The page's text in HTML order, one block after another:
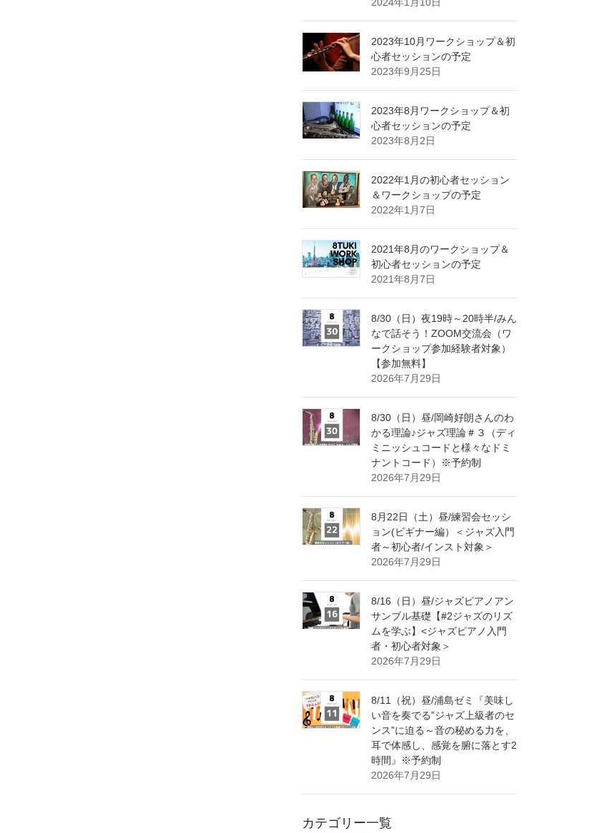
2024年1月10日
2023年10月ワークショップ＆初
心者セッションの予定
2023年9月25日
2023年8月ワークショップ＆初
心者セッションの予定
2023年8月2日
2022年1月の初心者セッション
＆ワークショップの予定
2022年1月7日
2021年8月のワークショップ＆
初心者セッションの予定
2021年8月7日
8/30（日）夜19時～20時半/みん
なで話そう！ZOOM交流会（ワ
ークショップ参加経験者対象）
【参加無料】
2026年7月29日
8/30（日）昼/岡崎好朗さんのわ
かる理論♪ジャズ理論＃３（ディ
ミニッシュコードと様々なドミ
ナントコード）※予約制
2026年7月29日
8月22日（土）昼/練習会セッシ
ョン(ビギナー編）＜ジャズ入門
者～初心者/インスト対象＞
2026年7月29日
8/16（日）昼/ジャズピアノアン
サンブル基礎【#2ジャズのリズ
ムを学ぶ】<ジャズピアノ入門
者・初心者対象＞
2026年7月29日
8/11（祝）昼/浦島ゼミ『美味し
い音を奏でる”ジャズ上級者のセ
ンス”に迫る～音の秘める力を、
耳で体感し、感覚を腑に落とす2
時間』※予約制
2026年7月29日
カテゴリー一覧